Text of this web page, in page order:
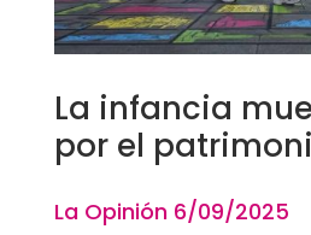
La infancia
por el
La Opinión 6/09/